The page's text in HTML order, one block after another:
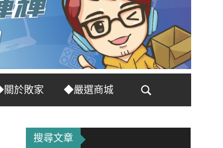
於敗家
◆嚴選商城
Search
搜尋文章